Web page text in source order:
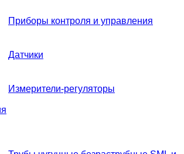
Приборы контроля и управления
Датчики
Измерители-регуляторы